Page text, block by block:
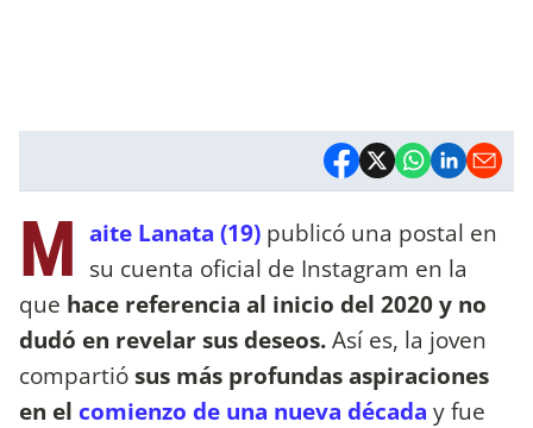
M aite Lanata (19) publicó una postal en
su cuenta oficial de Instagram en la
que hace referencia al inicio del 2020 y no
dudó en revelar sus deseos.Así es, la joven
compartiósus más profundas aspiraciones
en el comienzo de una nueva década y fue